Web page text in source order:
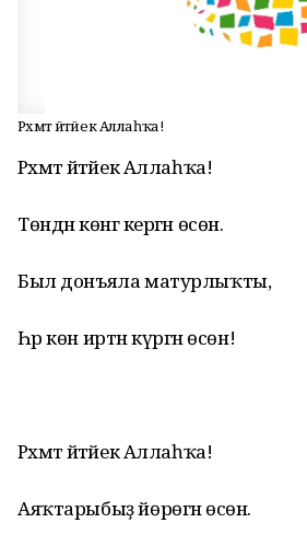
Рәхмәт әйтәйек Аллаһҡа!
Рәхмәт әйтәйек Аллаһҡа!
Төндән көнгә кергән өсөн.
Был донъяла матурлыҡты,
Һәр көн иртән күргән өсөн!
Рәхмәт әйтәйек Аллаһҡа!
Аяҡтарыбыҙ йөрөгән өсөн.